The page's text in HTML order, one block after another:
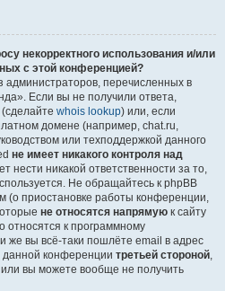
некорректного использования и/или
с этой конференцией?
перечисленных в
Если вы не получили ответа,
whois lookup) или, если
домене (например, chat.ru,
или техподдержкой данного
не имеет никакого контроля над
нести никакой ответственности за то,
Не обращайтесь к phpBB
(о приостановке работы конференции,
не относятся напрямую к сайту
относятся к программному
же вы всё-таки пошлёте email в адрес
данной конференции третьей стороной
вы можете вообще не получить